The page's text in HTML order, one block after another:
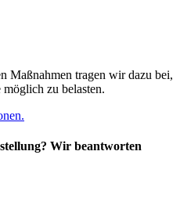
Maßnahmen tragen wir dazu bei,
zu belasten.
Wir beantworten